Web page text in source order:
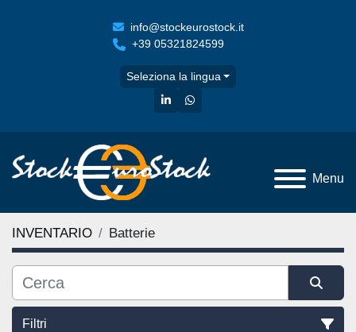
info@stockeurostock.it
+39 05321824599
Seleziona la lingua
linkedinwhatsapp
Menu
INVENTARIO Batterie
Filtri